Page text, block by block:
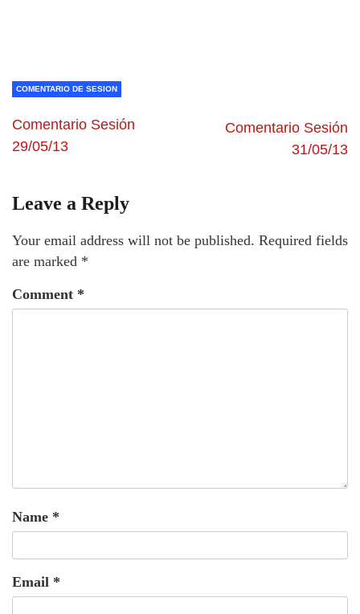
COMENTARIO DE SESION
Comentario Sesión
29/05/13
Comentario Sesión
31/05/13
Leave a Reply
Your email address will not be published. Required fields
are marked *
Comment *
Name *
Email *